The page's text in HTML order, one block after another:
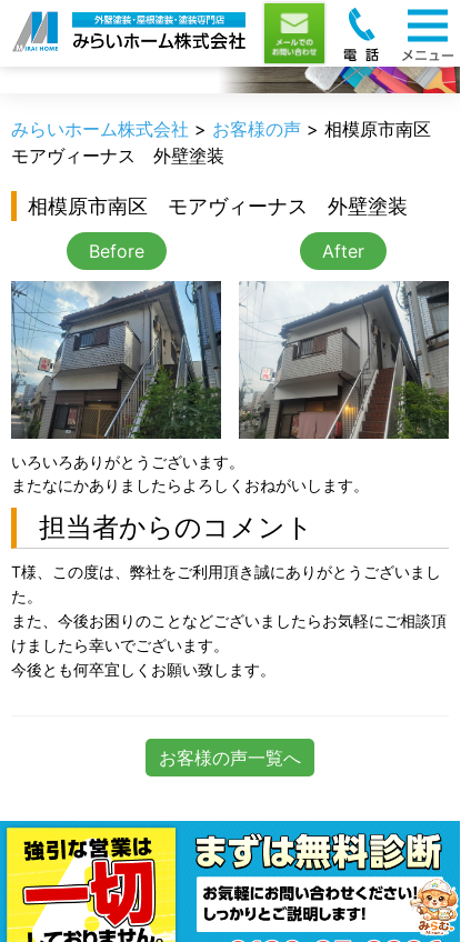
お客様の声
みらいホーム株式会社 > お客様の声 > 相模原市南区
モアヴィーナス 外壁塗装
相模原市南区 モアヴィーナス 外壁塗装
Before After
いろいろありがとうございます。
またなにかありましたらよろしくおねがいします。
担当者からのコメント
T様、この度は、弊社をご利用頂き誠にありがとうございまし
た。
また、今後お困りのことなどございましたらお気軽にご相談頂
けましたら幸いでございます。
今後とも何卒宜しくお願い致します。
お客様の声一覧へ